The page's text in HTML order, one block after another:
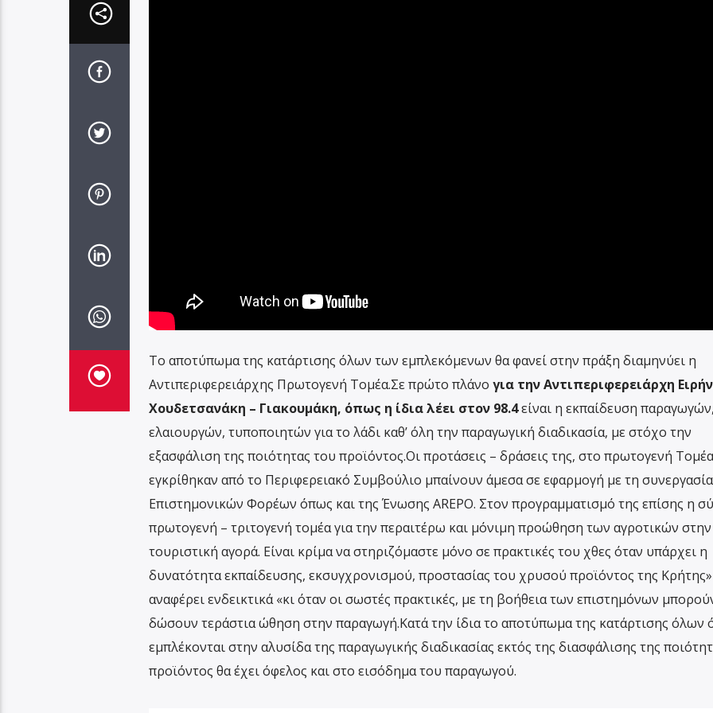
Το αποτύπωμα της κατάρτισης όλων των εμπλεκόμενων θα φανεί στην πράξη διαμηνύει η
Αντιπεριφερειάρχης Πρωτογενή Τομέα.Σε πρώτο πλάνο για την Αντιπεριφερειάρχη
Χουδετσανάκη – Γιακουμάκη, όπως η ίδια λέει στον 98.4είναι η εκπαίδευση παραγωγών,
ελαιουργών, τυποποιητών για το λάδι καθ’ όλη την παραγωγική διαδικασία, με στόχο την
εξασφάλιση της ποιότητας του προϊόντος.Οι προτάσεις – δράσεις της, στο πρωτογενή
εγκρίθηκαν από το Περιφερειακό Συμβούλιο μπαίνουν άμεσα σε εφαρμογή με τη
Επιστημονικών Φορέων όπως και της Ένωσης AREPO. Στον προγραμματισμό της επίσης η
πρωτογενή – τριτογενή τομέα για την περαιτέρω και μόνιμη προώθηση των αγροτικών στην
τουριστική αγορά. Είναι κρίμα να στηριζόμαστε μόνο σε πρακτικές του χθες όταν υπάρχει η
δυνατότητα εκπαίδευσης, εκσυγχρονισμού, προστασίας του χρυσού προϊόντος της Κρήτης»
αναφέρει ενδεικτικά «κι όταν οι σωστές πρακτικές, με τη βοήθεια των επιστημόνων
δώσουν τεράστια ώθηση στην παραγωγή.Κατά την ίδια το αποτύπωμα της κατάρτισης όλων
εμπλέκονται στην αλυσίδα της παραγωγικής διαδικασίας εκτός της διασφάλισης της
προϊόντος θα έχει όφελος και στο εισόδημα του παραγωγού.